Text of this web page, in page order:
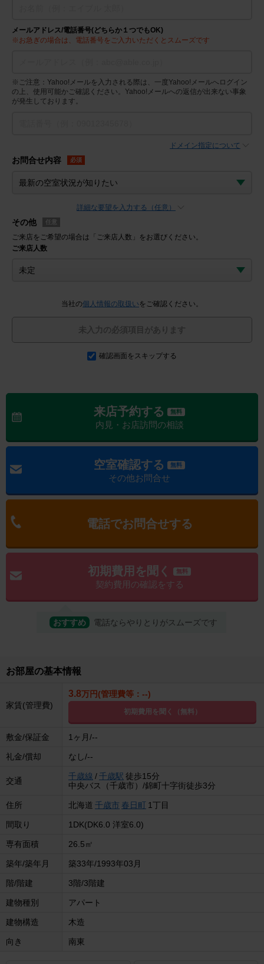
メールアドレス/電話番号(どちらか１つでもOK)
※お急ぎの場合は、電話番号をご入力いただくとスムーズです
※ご注意：Yahoo!メールを入力される際は、一度Yahoo!メールへログイン
の上、使用可能かご確認ください。Yahoo!メールへの返信が出来ない事象
が発生しております。
ドメイン指定について
お問合せ内容 必須
詳細な要望を入力する（任意）
その他 任意
ご来店をご希望の場合は「ご来店人数」をお選びください。
ご来店人数
当社の個人情報の取扱い をご確認ください。
未入力の必須項目があります
確認画面をスキップする
来店予約する 無料
内見・お店訪問の相談
空室確認する 無料
その他お問合せ
電話でお問合せする
初期費用を聞く 無料
契約費用の確認をする
おすすめ 電話ならやりとりがスムーズです
お部屋の基本情報
家賃(管理費)
3.8万円(管理費等：--)
初期費用を聞く（無料）
敷金/保証金 1ヶ月/--
礼金/償却 なし/--
交通 千歳線 /千歳駅 徒歩15分
中央バス（千歳市）/錦町十字街徒歩3分
住所 北海道 千歳市 春日町 1丁目
間取り 1DK(DK6.0 洋室6.0)
専有面積 26.5㎡
築年/築年月 築33年/1993年03月
階/階建 3階/3階建
建物種別 アパート
建物構造 木造
向き 南東